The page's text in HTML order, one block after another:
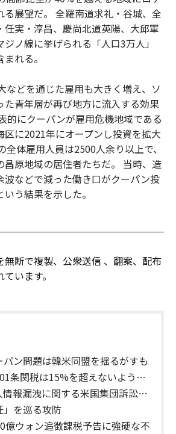
る展望だ。 全羅南道求礼・谷城、全
任実・淳昌、慶尚北道英陽、大邱軍
ノ線に挙げられる「人口3万人」
れる。
などを通じた雇用も大きく増え、ソ
た青年層が再び地方に流入する効果
的にクーパンが雇用危機地域である
区に2021年にオープンし投資を拡大
全体雇用人員は2500人余り以上で、
昌原地域の居住者たちだ。 当時、造
波などで減った働き口がクーパン投
う結果を示した。
無断で複製、公衆送信 、翻案、配布
います。
ン問題は韓米同盟を揺るがすも
条関税は15%を超えないよう協
情報漏洩に関する米国集団訴訟…
」を巡る攻防
億ウォン追徴課税予告に強硬な不